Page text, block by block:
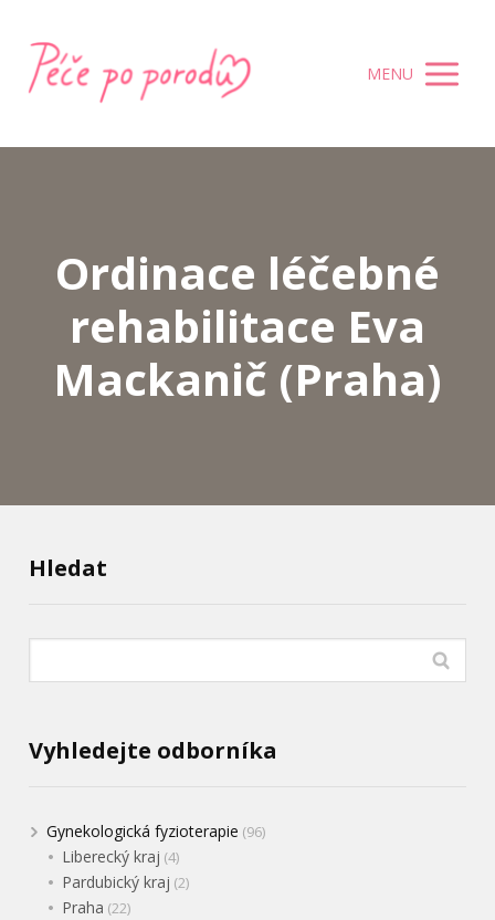
MENU
Ordinace léčebné
rehabilitace Eva
Mackanič (Praha)
Hledat
Vyhledejte odborníka
Gynekologická fyzioterapie (96)
Liberecký kraj (4)
Pardubický kraj (2)
Praha (22)